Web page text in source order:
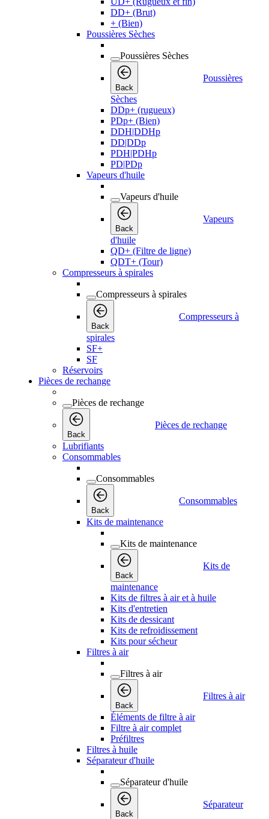
DD+ (Brut)
+ (Bien)
Poussières Sèches
Poussières Sèches
Back
Poussières
Sèches
DDp+ (rugueux)
PDp+ (Bien)
DDH|DDHp
DD|DDp
PDH|PDHp
PD|PDp
Vapeurs d'huile
Vapeurs d'huile
Back
Vapeurs
d'huile
QD+ (Filtre de ligne)
QDT+ (Tour)
Compresseurs à spirales
Compresseurs à spirales
Back
Compresseurs à
spirales
SF+
SF
Réservoirs
Pièces de rechange
Pièces de rechange
Back
Pièces de rechange
Lubrifiants
Consommables
Consommables
Back
Consommables
Kits de maintenance
Kits de maintenance
Back
Kits de
maintenance
Kits de filtres à air et à huile
Kits d'entretien
Kits de dessicant
Kits de refroidissement
Kits pour sécheur
Filtres à air
Filtres à air
Back
Filtres à air
Éléments de filtre à air
Filtre à air complet
Préfiltres
Filtres à huile
Séparateur d'huile
Séparateur d'huile
Back
Séparateur